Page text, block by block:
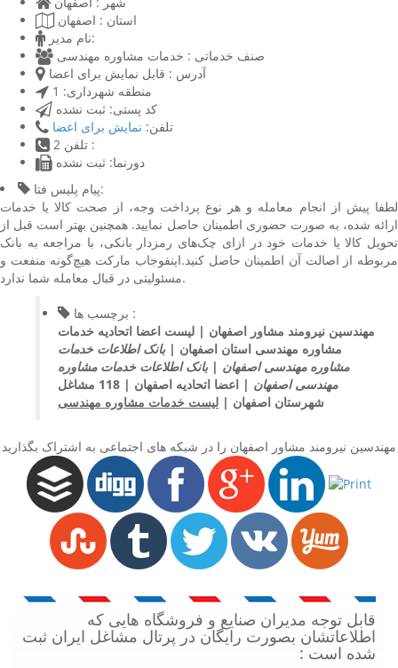
استان : اصفهان
نام مدیر:
صنف خدماتی : خدمات مشاوره مهندسی
آدرس : قابل نمایش برای اعضا
منطقه شهرداری: 1
کد پستی: ثبت نشده
تلفن: نمایش برای اعضا
تلفن 2 :
دورنما: ثبت نشده
پیام پلیس فتا:
لطفا پیش از انجام معامله و هر نوع پرداخت وجه، از صحت کالا یا خدمات
ارائه شده، به صورت حضوری اطمینان حاصل نمایید. همچنین بهتر است قبل از
تحویل کالا یا خدمات خود در ازای چک‌های رمزدار بانکی، با مراجعه به بانک
مربوطه از اصالت آن اطمینان حاصل کنید.اینفوجاب مارکت هیچ‌گونه منفعت و
مسئولیتی در قبال معامله شما ندارد.
برچسب ها :
مهندسین نیرومند مشاور اصفهان | لیست اعضا اتحادیه خدمات
مشاوره مهندسی استان اصفهان | بانک اطلاعات خدمات
مشاوره مهندسی اصفهان | بانک اطلاعات خدمات مشاوره
مهندسی اصفهان | اعضا اتحادیه اصفهان |
118 مشاغل
شهرستان اصفهان | لیست خدمات مشاوره مهندسی
مهندسین نیرومند مشاور اصفهان را در شبکه های اجتماعی به اشتراک بگذارید
قابل توجه مدیران صنایع و فروشگاه هایی که
اطلاعاتشان بصورت رایگان در پرتال مشاغل ایران ثبت
شده است :